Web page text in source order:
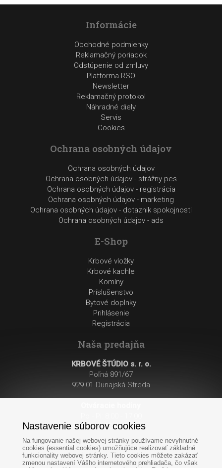
Informácie
Obchodné podmienky
Reklamačný poriadok
Odstúpenie od zmluvy
Platforma RSO
Newsletter
Reklamačný protokol
Náhradné diely
Servis
Cookies
Ochrana osobných údajov
Ochrana osobných údajov
Ochrana osobných údajov - strážny pes
Ochrana osobných údajov - registrácia
Ochrana osobných údajov - marketing
Ochrana osobných údajov - dotaznik spokojnosti
Ochrana osobných údajov - ads
E-Shop
Krbové vložky
Krbové kachle
Komíny
Príslušenstvo
Bytové doplnky
Prihlásenie
Registrácia
Naša predajňa
KRBOVÉ ŠTÚDIO s. r. o.
Poľná 891/67
929 01 Dunajská Streda
So: 8:00 - 12:00
Nastavenie súborov cookies
Na fungovanie našej webovej stránky používame nevyhnutné
cookies (essential cookies) umožňujúce realizovať základné
funkcionality webovej stránky. Tieto cookies môžete zakázať
zmenou nastavení Vášho internetového prehliadača, čo však